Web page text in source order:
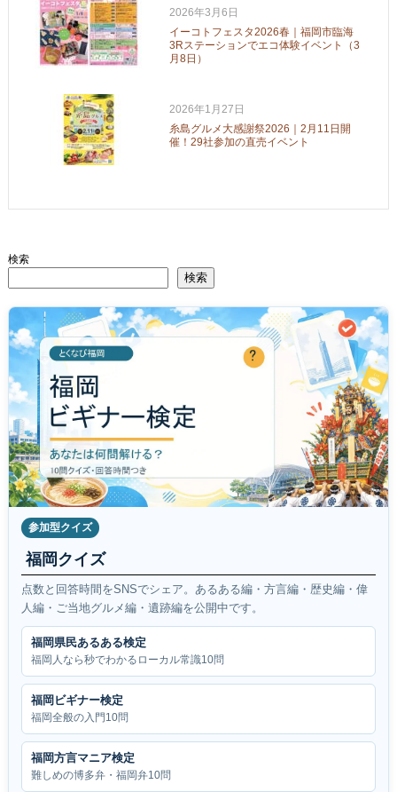
2026年3月6日
イーコトフェスタ2026春｜福岡市臨海
3Rステーションでエコ体験イベント（3
月8日）
2026年1月27日
糸島グルメ大感謝祭2026｜2月11日開
催！29社参加の直売イベント
検索
検索
参加型クイズ
福岡クイズ
点数と回答時間をSNSでシェア。あるある編・方言編・歴史編・偉
人編・ご当地グルメ編・遺跡編を公開中です。
福岡県民あるある検定
福岡人なら秒でわかるローカル常識10問
福岡ビギナー検定
福岡全般の入門10問
福岡方言マニア検定
難しめの博多弁・福岡弁10問